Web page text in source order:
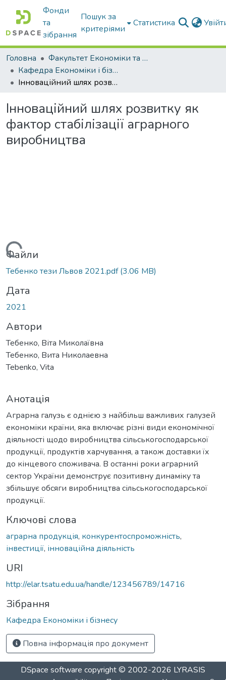
Фонди
та
зібрання
Пошук за
критеріями
Статистика
Головна
Факультет Економіки та бізнесу
Кафедра Економіки і бізнесу
Інноваційний шлях розвитку як фактор стабілізації аграрного виробництва
Інноваційний шлях розвитку як
фактор стабілізації аграрного
виробництва
Вантажиться...
Файли
Тебенко тези Львов 2021.pdf(3.06 MB)
Дата
2021
Автори
Тебенко, Віта Миколаївна
Тебенко, Вита Николаевна
Tebenko, Vita
Анотація
Аграрна галузь є однією з найбільш важливих галузей
економіки країни, яка включає різні види економічної
діяльності щодо виробництва сільськогосподарської
продукції, продуктів харчування, а також доставки їх
до кінцевого споживача. В останні роки аграрний
сектор України демонструє позитивну динаміку та
збільшує обсяги виробництва сільськогосподарської
продукції.
Ключові слова
аграрна продукція, конкурентоспроможність,
інвестиції, інноваційна діяльність
URI
http://elar.tsatu.edu.ua/handle/123456789/14716
Зібрання
Кафедра Економіки і бізнесу
Повна інформація про документ
DSpace software copyright © 2002-2026 LYRASIS